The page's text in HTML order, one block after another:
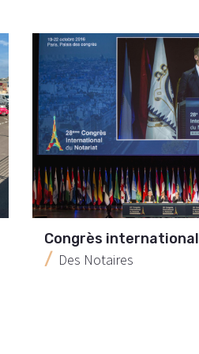
Congrès international
Des Notaires